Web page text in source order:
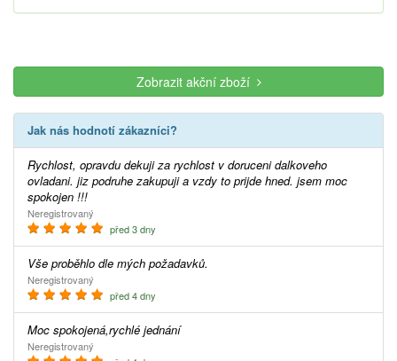
Zobrazit akční zboží
Jak nás hodnotí zákazníci?
Rychlost, opravdu dekuji za rychlost v doruceni dalkoveho
ovladani. jiz podruhe zakupuji a vzdy to prijde hned. jsem moc
spokojen !!!
Neregistrovaný
před 3 dny
Vše proběhlo dle mých požadavků.
Neregistrovaný
před 4 dny
Moc spokojená,rychlé jednání
Neregistrovaný